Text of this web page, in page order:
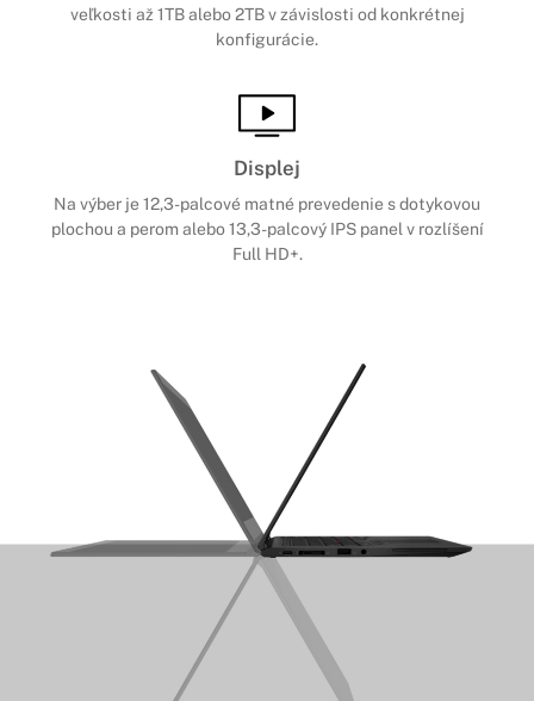
veľkosti až 1TB alebo 2TB v závislosti od konkrétnej
konfigurácie.
Displej
Na výber je 12,3-palcové matné prevedenie s dotykovou
plochou a perom alebo 13,3-palcový IPS panel v rozlíšení
Full HD+.